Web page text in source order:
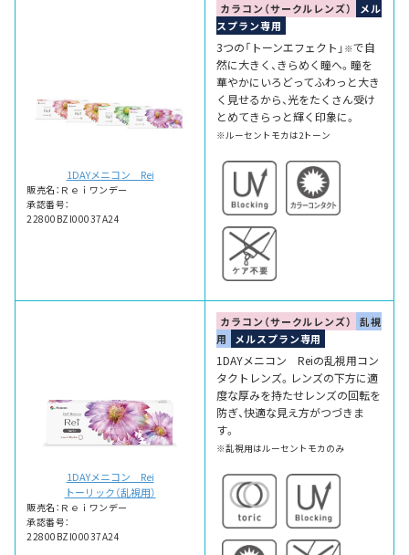
1DAYメニコン Rei
販売名：Ｒｅｉワンデー
承認番号：
22800BZI00037A24
カラコン（サークルレンズ）
メル
スプラン専用
3つの「トーンエフェクト」 ※で自
然に大きく、きらめく瞳へ。瞳を
華やかにいろどってふわっと大き
く見せるから、光をたくさん受け
とめてきらっと輝く印象に。
※ルーセントモカは2トーン
1DAYメニコン Rei
トーリック（乱視用）
販売名：Ｒｅｉワンデー
承認番号：
22800BZI00037A24
カラコン（サークルレンズ）
乱視
用
メルスプラン専用
1DAYメニコン Reiの乱視用コン
タクトレンズ。レンズの下方に適
度な厚みを持たせレンズの回転を
防ぎ、快適な見え方がつづきま
す。
※乱視用はルーセントモカのみ